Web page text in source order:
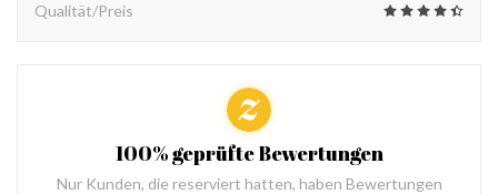
Qualität/Preis
100% geprüfte Bewertungen
Nur Kunden, die reserviert hatten, haben Bewertungen